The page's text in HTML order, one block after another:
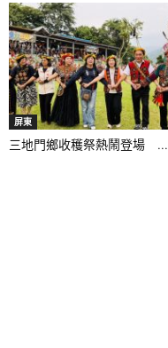
屏東
三地門鄉收穫祭熱鬧登場 ...